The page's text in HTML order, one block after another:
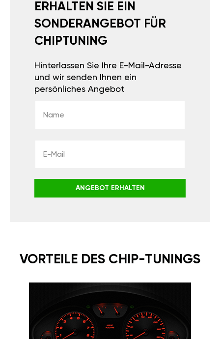
ERHALTEN SIE EIN
SONDERANGEBOT FÜR
CHIPTUNING
Hinterlassen Sie Ihre E-Mail-Adresse
und wir senden Ihnen ein
persönliches Angebot
ANGEBOT ERHALTEN
VORTEILE DES CHIP-TUNINGS